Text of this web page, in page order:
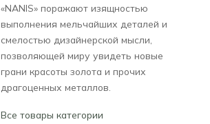
«NANIS» поражают изящностью
выполнения мельчайших деталей и
смелостью дизайнерской мысли,
позволяющей миру увидеть новые
грани красоты золота и прочих
драгоценных металлов.
Все товары категории